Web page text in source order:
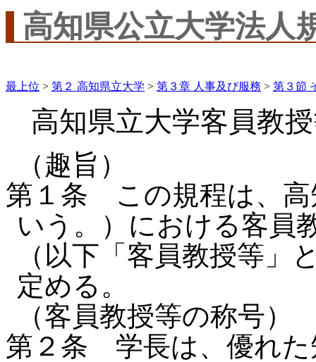
高知県公立大学法人
最上位 > 第２ 高知県立大学 > 第３章 人事及び服務 > 第３節
高知県立大学客員教
（趣旨）
第１条 この規程は、高
いう。）における客員
（以下「客員教授等」
定める。
（客員教授等の称号）
第２条 学長は、優れた